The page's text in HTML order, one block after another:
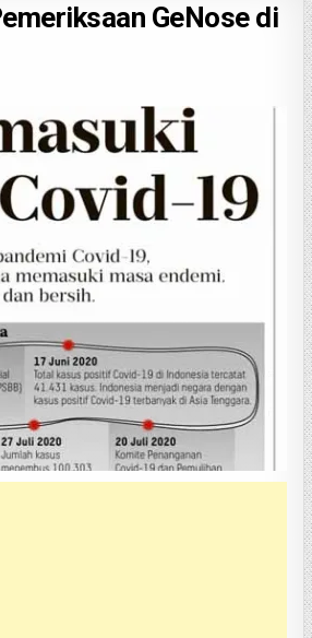
GeNose di